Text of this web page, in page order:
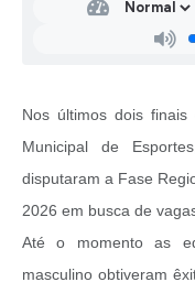
Nos últimos dois
Municipal de
disputaram a Fase
2026 em busca de
Até o momento as
masculino obtiveram